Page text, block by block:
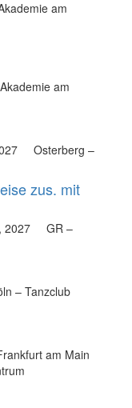
am
am
Osterberg –
zus. mit
2027
GR –
– Tanzclub
am Main